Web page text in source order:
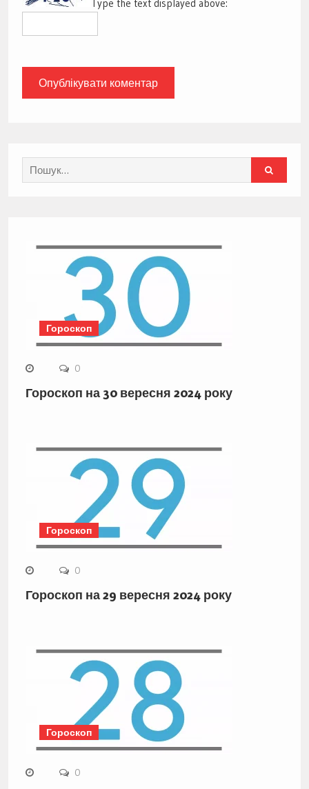
Type the text displayed above:
Search
for:
Гороскоп
0
Гороскоп на 30 вересня 2024 року
Гороскоп
0
Гороскоп на 29 вересня 2024 року
Гороскоп
0